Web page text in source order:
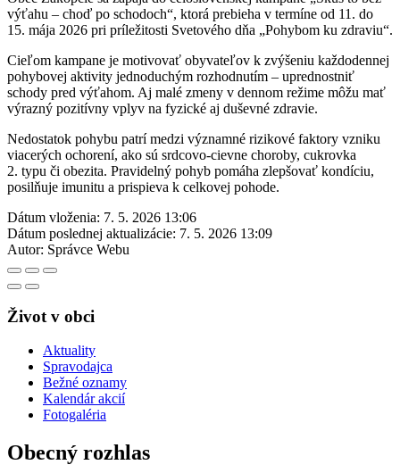
výťahu – choď po schodoch“, ktorá prebieha v termíne od 11. do
15. mája 2026 pri príležitosti Svetového dňa „Pohybom ku zdraviu“.
Cieľom kampane je motivovať obyvateľov k zvýšeniu každodennej
pohybovej aktivity jednoduchým rozhodnutím – uprednostniť
schody pred výťahom. Aj malé zmeny v dennom režime môžu mať
výrazný pozitívny vplyv na fyzické aj duševné zdravie.
Nedostatok pohybu patrí medzi významné rizikové faktory vzniku
viacerých ochorení, ako sú srdcovo-cievne choroby, cukrovka
2. typu či obezita. Pravidelný pohyb pomáha zlepšovať kondíciu,
posilňuje imunitu a prispieva k celkovej pohode.
Dátum vloženia: 7. 5. 2026 13:06
Dátum poslednej aktualizácie: 7. 5. 2026 13:09
Autor: Správce Webu
Život v obci
Aktuality
Spravodajca
Bežné oznamy
Kalendár akcií
Fotogaléria
Obecný rozhlas